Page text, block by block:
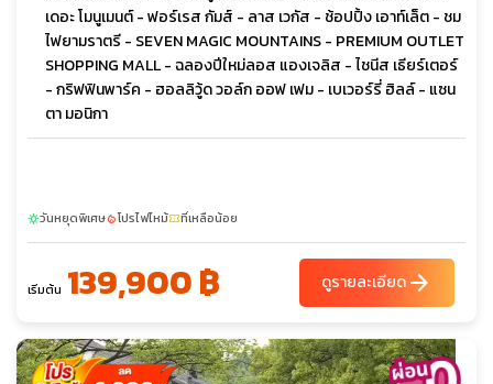
เดอะ โมนูเมนต์ - ฟอร์เรส กัมส์ - ลาส เวกัส - ช้อปปิ้ง เอาท์เล็ต - ชม
ไฟยามราตรี - SEVEN MAGIC MOUNTAINS - PREMIUM OUTLET
SHOPPING MALL - ฉลองปีใหม่ลอส แองเจลิส - ไชนีส เธียร์เตอร์
- กริฟฟินพาร์ค - ฮอลลิวู้ด วอล์ก ออฟ เฟม - เบเวอร์รี่ ฮิลล์ - แซน
ตา มอนิกา
sunnyวันหยุดพิเศษlocal_fire_departmentโปรไฟไหม้confirmation_numberที่เหลือน้อย
เริ่มต้น 139,900 ฿ ดูรายละเอียดarrow_forward